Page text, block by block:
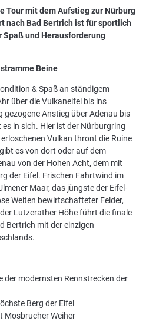
Tour mit dem Aufstieg zur Nürburg
nach Bad Bertrich ist für sportlich
und Herausforderung
Beine
& Spaß an ständigem
über die Vulkaneifel bis ins
gezogene Anstieg über Adenau bis
in sich. Hier ist der Nürburgring
erloschenen Vulkan thront die Ruine
es von dort oder auf dem
von der Hohen Acht, dem mit
der Eifel. Frischen Fahrtwind im
Maar, das jüngste der Eifel-
Weiten bewirtschafteter Felder,
Lutzerather Höhe führt die finale
Bertrich mit der einzigen
der modernsten Rennstrecken der
Berg der Eifel
Mosbrucher Weiher